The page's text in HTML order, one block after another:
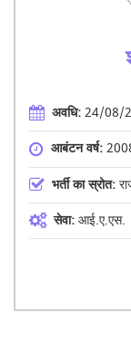
अवधि:24/08/
आबंटन वर्ष:
भर्ती का स्रोत:
सेवा:आई.ए.एस.